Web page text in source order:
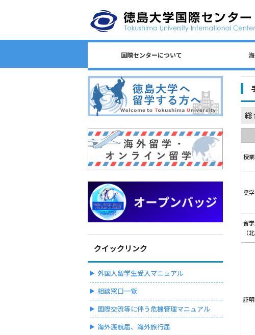
国際センターについて
国際センターについて
センター長からのごあいさつ
国際センターのロゴについて
沿革
日本語教育/Japanese Program
相談窓口一覧
スタッフ一覧
国際課連絡先
総
授
奨
留
（
証
クイックリンク
外国人留学生受入マニュアル
相談窓口一覧
国際交流等に伴う危機管理マニュアル
海外渡航届、海外旅行届